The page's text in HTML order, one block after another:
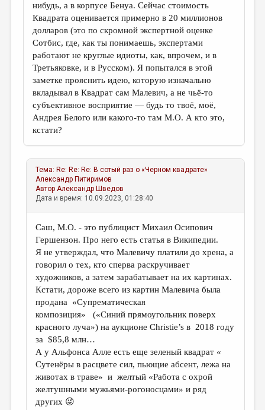
нибудь, а в корпусе Бенуа. Сейчас стоимость
Квадрата оценивается примерно в 20 миллионов
долларов (это по скромной экспертной оценке
Сотбис, где, как ты понимаешь, экспертами
работают не круглые идиоты, как, впрочем, и в
Третьяковке, и в Русском). Я попытался в этой
заметке прояснить идею, которую изначально
вкладывал в Квадрат сам Малевич, а не чьё-то
субъективное восприятие — будь то твоё, моё,
Андрея Белого или какого-то там М.О. А кто это,
кстати?
Тема: Re: Re: Re: В сотый раз о «Черном квадрате»
Александр Питиримов
АвторАлександр Шведов
Дата и время: 10.09.2023, 01:28:40
Саш, М.О. - это публицист Михаил Осипович
Гершензон. Про него есть статья в Википедии.
Я не утверждал, что Малевичу платили до хрена, а
говорил о тех, кто сперва раскручивает
художников, а затем зарабатывает на их картинах.
Кстати, дороже всего из картин Малевича была
продана «Супрематическая
композиция» («Синий прямоугольник поверх
красного луча») на аукционе Christie’s в 2018 году
за $85,8 млн…
А у Альфонса Алле есть еще зеленый квадрат «
Сутенёры в расцвете сил, пьющие абсент, лежа на
животах в траве» и желтый «Работа с охрой
желтушными мужьями-рогоносцами» и ряд
других 😜